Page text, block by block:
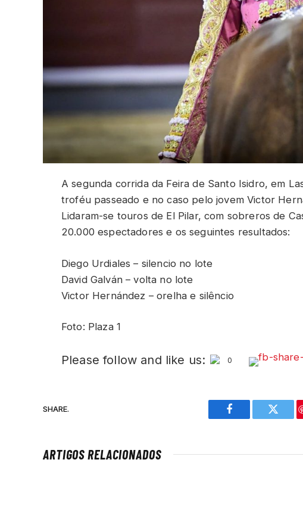
A segunda corrida da Feira de Santo Isidro, em
troféu passeado e no caso pelo jovem Victor
Lidaram-se touros de El Pilar, com sobreros de
20.000 espectadores e os seguintes resultados:
Diego Urdiales – silencio no lote
David Galván – volta no lote
Victor Hernández – orelha e silêncio
Foto: Plaza 1
Please follow and like us: 0
SHARE.
Facebook Twitter
ARTIGOS RELACIONADOS